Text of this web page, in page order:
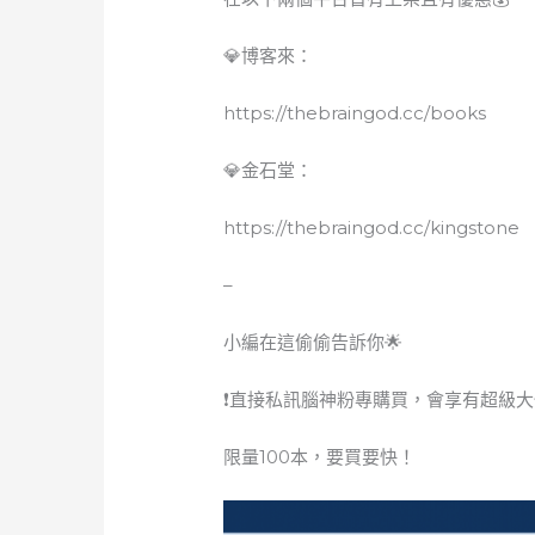
💎博客來：
https://thebraingod.cc/books
💎金石堂：
https://thebraingod.cc/kingstone
–
小編在這偷偷告訴你🌟
❗️直接私訊腦神粉專購買，會享有超級大
限量100本，要買要快！